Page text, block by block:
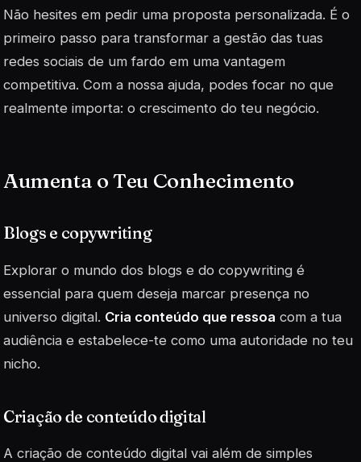
Não hesites em pedir uma proposta personalizada. É o
primeiro passo para transformar a gestão das tuas
redes sociais de um fardo em uma vantagem
competitiva. Com a nossa ajuda, podes focar no que
realmente importa: o crescimento do teu negócio.
Aumenta o Teu Conhecimento
Blogs e copywriting
Explorar o mundo dos blogs e do copywriting é
essencial para quem deseja marcar presença no
universo digital. Cria conteúdo que ressoa com a tua
audiência e estabelece-te como uma autoridade no teu
nicho.
Criação de conteúdo digital
A criação de conteúdo digital vai além de simples